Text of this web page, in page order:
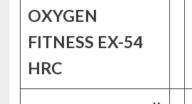
OXYGEN
FITNESS EX-54
HRC